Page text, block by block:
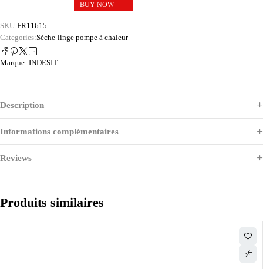
BUY NOW
SKU:FR11615
Categories:Sèche-linge pompe à chaleur
Marque :INDESIT
Description
Informations complémentaires
Reviews
Produits similaires